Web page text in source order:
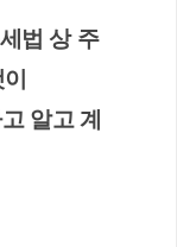
법 상 주
알고 계